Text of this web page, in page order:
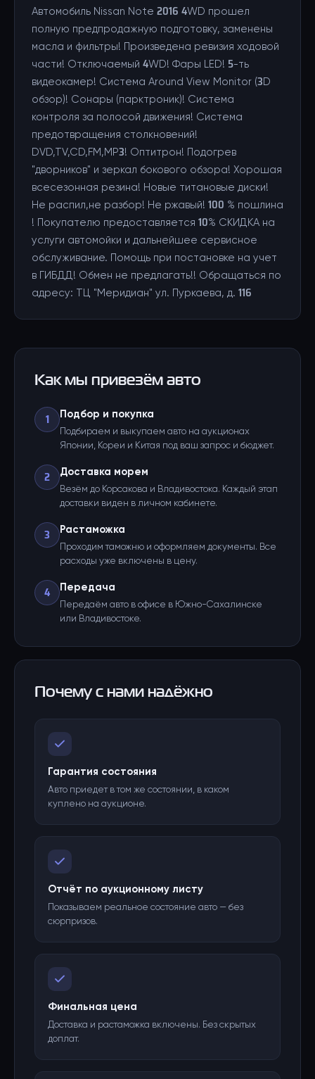
Автомобиль Nissan Note 2016 4WD прошел
полную предпродажную подготовку, заменены
масла и фильтры! Произведена ревизия ходовой
части! Отключаемый 4WD! Фары LED! 5-ть
видеокамер! Система Around View Monitor (3D
обзор)! Сонары (парктроник)! Система
контроля за полосой движения! Система
предотвращения столкновений!
DVD,TV,CD,FM,MP3! Оптитрон! Подогрев
"дворников" и зеркал бокового обзора! Хорошая
всесезонная резина! Новые титановые диски!
Не распил,не разбор! Не ржавый! 100 % пошлина
! Покупателю предоставляется 10% СКИДКА на
услуги автомойки и дальнейшее сервисное
обслуживание. Помощь при постановке на учет
в ГИБДД! Обмен не предлагать!! Обращаться по
адресу: ТЦ "Меридиан" ул. Пуркаева, д. 116
Как мы привезём авто
1 Подбор и покупка
Подбираем и выкупаем авто на аукционах
Японии, Кореи и Китая под ваш запрос и бюджет.
2 Доставка морем
Везём до Корсакова и Владивостока. Каждый этап
доставки виден в личном кабинете.
3 Растаможка
Проходим таможню и оформляем документы. Все
расходы уже включены в цену.
4 Передача
Передаём авто в офисе в Южно-Сахалинске
или Владивостоке.
Почему с нами надёжно
Гарантия состояния
Авто приедет в том же состоянии, в каком
куплено на аукционе.
Отчёт по аукционному листу
Показываем реальное состояние авто — без
сюрпризов.
Финальная цена
Доставка и растаможка включены. Без скрытых
доплат.